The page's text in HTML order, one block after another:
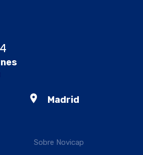
Sobre Novicap
Madrid